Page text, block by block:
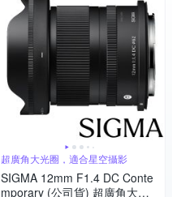
超廣角大光圈，適合星空攝影
SIGMA 12mm F1.4 DC Conte
mporary (公司貨) 超廣角大光